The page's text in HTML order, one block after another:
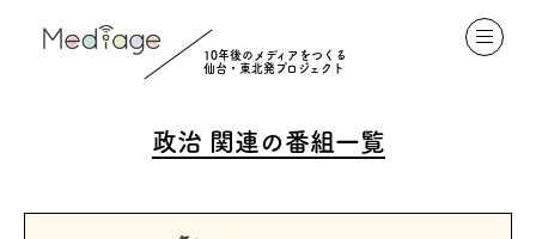
10年後のメディアをつくる
仙台・東北発プロジェクト
政治 関連の番組一覧